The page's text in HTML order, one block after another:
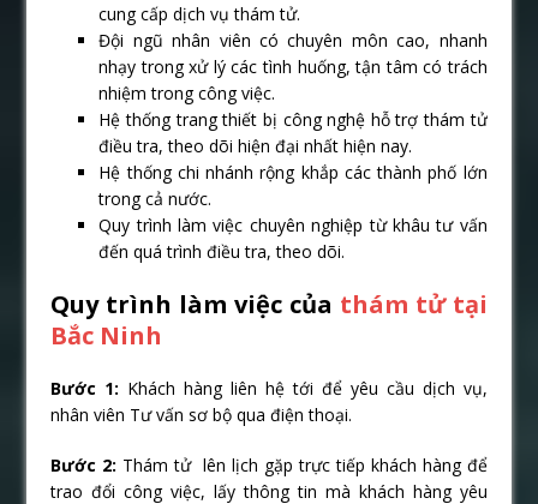
cung cấp dịch vụ thám tử.
Đội ngũ nhân viên có chuyên môn cao, nhanh
nhạy trong xử lý các tình huống, tận tâm có trách
nhiệm trong công việc.
Hệ thống trang thiết bị công nghệ hỗ trợ thám tử
điều tra, theo dõi hiện đại nhất hiện nay.
Hệ thống chi nhánh rộng khắp các thành phố lớn
trong cả nước.
Quy trình làm việc chuyên nghiệp từ khâu tư vấn
đến quá trình điều tra, theo dõi.
Quy trình làm việc của thám tử tại
Bắc Ninh
Bước 1: Khách hàng liên hệ tới để yêu cầu dịch vụ,
nhân viên Tư vấn sơ bộ qua điện thoại.
Bước 2: Thám tử lên lịch gặp trực tiếp khách hàng để
trao đổi công việc, lấy thông tin mà khách hàng yêu